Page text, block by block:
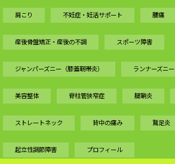
肩こり 不妊症・妊活サポート 腰痛
産後骨盤矯正・産後の不調 スポーツ障害
ジャンパーズニー（膝蓋靭帯炎） ランナーズニ
美容整体 脊柱管狭窄症 腱鞘炎
ストレートネック 背中の痛み 鵞足炎
起立性調節障害 プロフィール